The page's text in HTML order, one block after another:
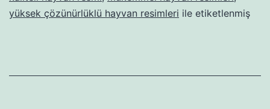
yüksek çözünürlüklü hayvan resimleri ile etiketlenmiş